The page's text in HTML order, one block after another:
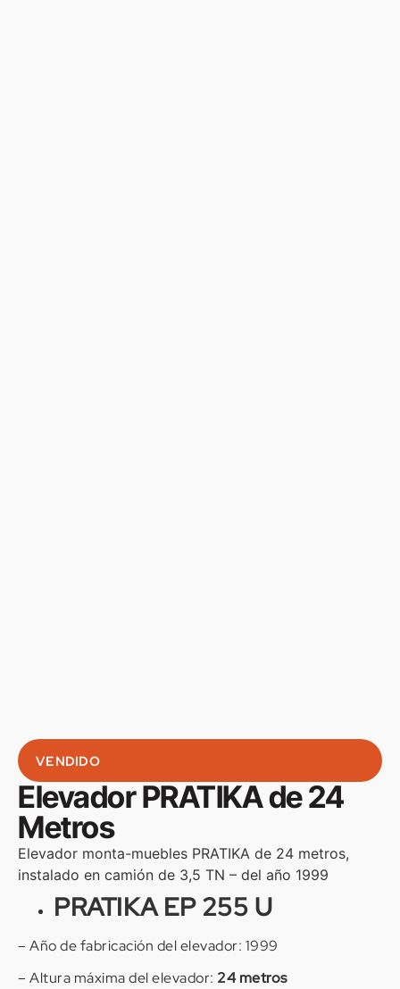
VENDIDO
Elevador PRATIKA de 24
Metros
Elevador monta-muebles PRATIKA de 24 metros,
instalado en camión de 3,5 TN – del año 1999
PRATIKA EP 255 U
– Año de fabricación del elevador: 1999
– Altura máxima del elevador: 24 metros